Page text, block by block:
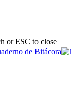
or ESC to close